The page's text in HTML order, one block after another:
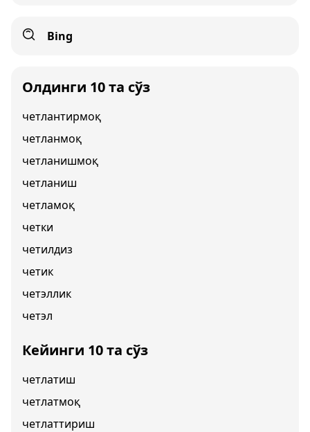
Bing
Олдинги 10 та сўз
четлантирмоқ
четланмоқ
четланишмоқ
четланиш
четламоқ
четки
четилдиз
четик
четэллик
четэл
Кейинги 10 та сўз
четлатиш
четлатмоқ
четлаттириш